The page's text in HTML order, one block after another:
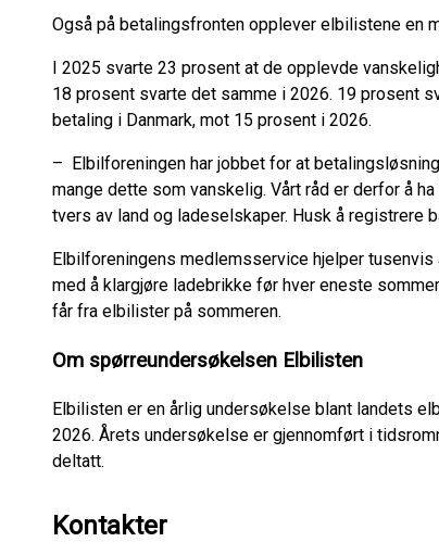
Også på betalingsfronten opplever elbilistene en
I 2025 svarte 23 prosent at de opplevde
18 prosent svarte det samme i 2026. 19 prosent
betaling i Danmark, mot 15 prosent i 2026.
– Elbilforeningen har jobbet for at
mange dette som vanskelig. Vårt råd er derfor å
tvers av land og ladeselskaper. Husk å registrere
Elbilforeningens medlemsservice hjelper tusenvis
med å klargjøre ladebrikke før hver eneste
får fra elbilister på sommeren.
Om spørreundersøkelsen Elbilisten
Elbilisten er en årlig undersøkelse blant landets
2026. Årets undersøkelse er gjennomført i
deltatt.
Kontakter